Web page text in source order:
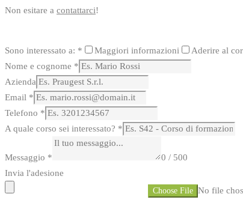
Non esitare a contattarci!
Sono interessato a: * Maggiori informazioni Aderire al
Nome e cognome *
Azienda
Email *
Telefono *
A quale corso sei interessato? *
Messaggio *
0 / 500
Invia l'adesione
Choose File No file